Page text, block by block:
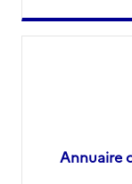
Annuaire